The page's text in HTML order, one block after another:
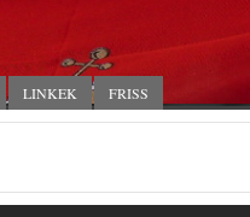
LINKEK FRISS